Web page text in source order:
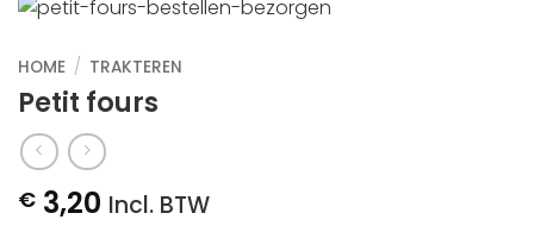
HOME / TRAKTEREN
Petit fours
€ 3,20 Incl. BTW